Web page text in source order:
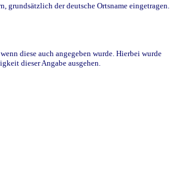
der deutsche Ortsname eingetragen.
diese auch angegeben wurde. Hierbei wurde
dieser Angabe ausgehen.